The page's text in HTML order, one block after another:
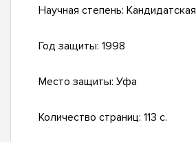
Научная степень: Кандидатская
Год защиты: 1998
Место защиты: Уфа
Количество страниц: 113 с.